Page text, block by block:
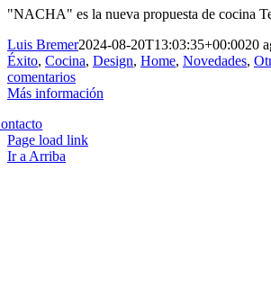
"NACHA" es la nueva propuesta de cocina
Luis Bremer2024-08-20T13:03:35+00:0020
Éxito, Cocina, Design, Home, Novedades,
comentarios
Más información
Page load link
Ir a Arriba